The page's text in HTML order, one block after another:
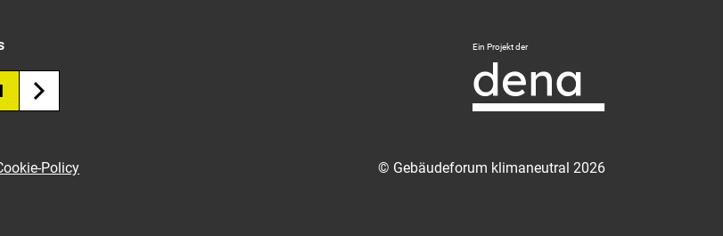
Logo
Deutsche
Energie-
Agentur
externen
Ein Projekt der
Policy © Gebäudeforum klimaneutral 2026